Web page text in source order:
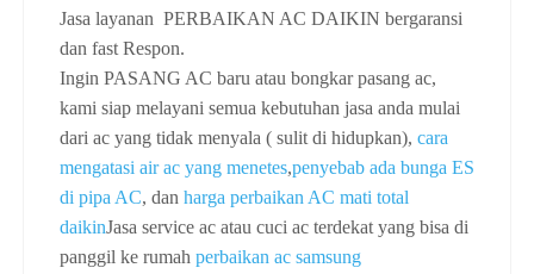
Jasa layanan PERBAIKAN AC DAIKIN bergaransi
dan fast Respon.
Ingin PASANG AC baru atau bongkar pasang ac,
kami siap melayani semua kebutuhan jasa anda mulai
dari ac yang tidak menyala ( sulit di hidupkan), cara
mengatasi air ac yang menetes,penyebab ada bunga ES
di pipa AC, dan harga perbaikan AC mati total
daikinJasa service ac atau cuci ac terdekat yang bisa di
panggil ke rumah perbaikan ac samsung